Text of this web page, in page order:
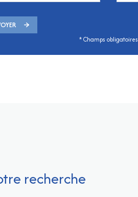
* Champs obligatoires
recherche